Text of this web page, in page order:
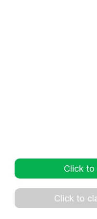
Click to
Click to